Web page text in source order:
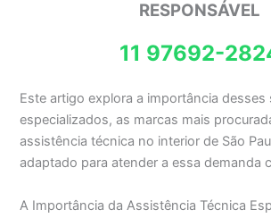
RESPONSÁVEL
11 97692-
Este artigo explora a importância desses
especializados, as marcas mais
assistência técnica no interior de São
adaptado para atender a essa demanda
A Importância da Assistência Técnica